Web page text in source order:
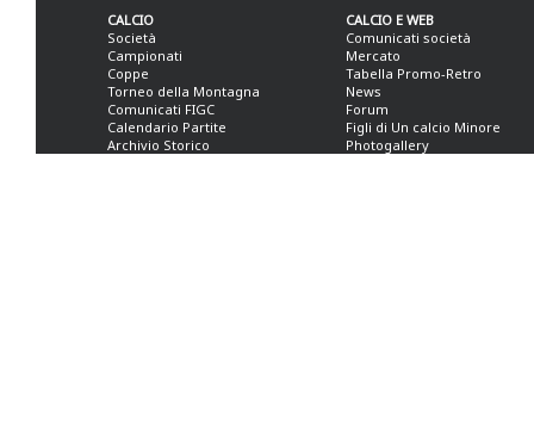
CALCIO
Società
Campionati
Coppe
Torneo della Montagna
Comunicati FIGC
Calendario Partite
Archivio Storico
CALCIO E WEB
Comunicati società
Mercato
Tabella Promo-Retro
News
Forum
Figli di Un calcio Minore
Photogallery